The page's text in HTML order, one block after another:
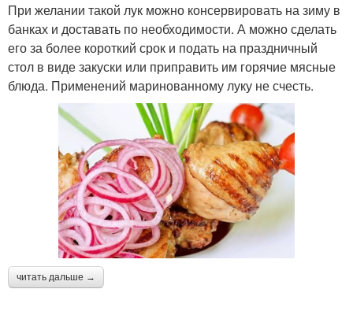
При желании такой лук можно консервировать на зиму в
банках и доставать по необходимости. А можно сделать
его за более короткий срок и подать на праздничный
стол в виде закуски или приправить им горячие мясные
блюда. Применений маринованному луку не счесть.
читать дальше →